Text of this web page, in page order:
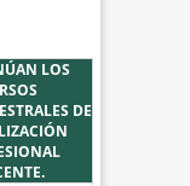
LOS
DE